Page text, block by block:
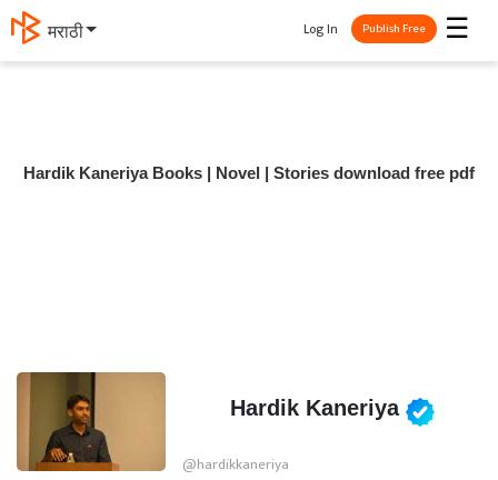
मराठी ☰
Log In Publish Free
Hardik Kaneriya Books | Novel | Stories download free pdf
Hardik Kaneriya
@hardikkaneriya